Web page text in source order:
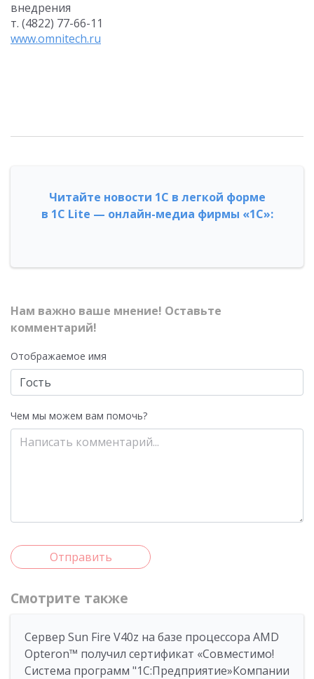
внедрения
т. (4822) 77-66-11
www.omnitech.ru
Читайте новости 1С в легкой форме
в 1С Lite — онлайн-медиа фирмы «1С»:
Нам важно ваше мнение! Оставьте
комментарий!
Отображаемое имя
Чем мы можем вам помочь?
Отправить
Смотрите также
Сервер Sun Fire V40z на базе процессора AMD
Opteron™ получил сертификат «Совместимо!
Система программ "1С:Предприятие»Компании